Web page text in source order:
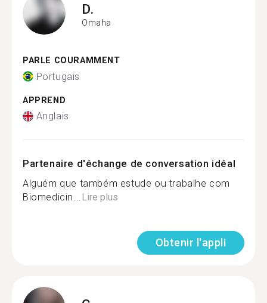
D.
Omaha
PARLE COURAMMENT
Portugais
APPREND
Anglais
Partenaire d'échange de conversation idéal
Alguém que também estude ou trabalhe com
Biomedicin...Lire plus
Obtenir l'appli